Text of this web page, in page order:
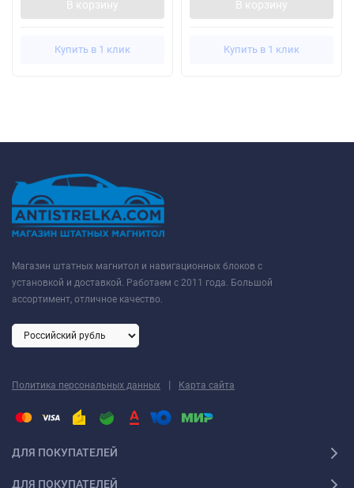
В корзину
Купить в 1 клик
В корзину
Купить в 1 клик
Магазин штатных магнитол и навигационных блоков с
установкой и доставкой. Работаем с 2011 года. Большой
ассортимент, отличное качество.
Политика персональных данных | Карта сайта
ДЛЯ ПОКУПАТЕЛЕЙ
ДЛЯ ПОКУПАТЕЛЕЙ